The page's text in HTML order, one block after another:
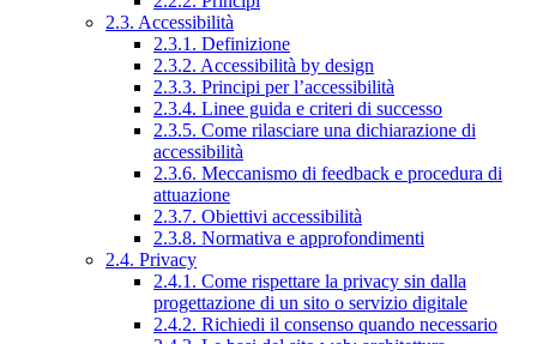
2.3. Accessibilità
2.3.1. Definizione
2.3.2. Accessibilità by design
2.3.3. Principi per l’accessibilità
2.3.4. Linee guida e criteri di successo
2.3.5. Come rilasciare una dichiarazione di
accessibilità
2.3.6. Meccanismo di feedback e procedura di
attuazione
2.3.7. Obiettivi accessibilità
2.3.8. Normativa e approfondimenti
2.4. Privacy
2.4.1. Come rispettare la privacy sin dalla
progettazione di un sito o servizio digitale
2.4.2. Richiedi il consenso quando necessario